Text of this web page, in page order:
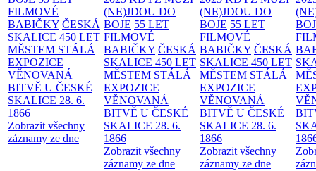
FILMOVÉ
BABIČKY ČESKÁ
SKALICE 450 LET
MĚSTEM STÁLÁ
EXPOZICE
VĚNOVANÁ
BITVĚ U ČESKÉ
SKALICE 28. 6.
1866
Zobrazit všechny
záznamy ze dne
(NE)JDOU DO
BOJE 55 LET
FILMOVÉ
BABIČKY ČESKÁ
SKALICE 450 LET
MĚSTEM STÁLÁ
EXPOZICE
VĚNOVANÁ
BITVĚ U ČESKÉ
SKALICE 28. 6.
1866
Zobrazit všechny
záznamy ze dne
(NE)JDOU DO
BOJE 55 LET
FILMOVÉ
BABIČKY ČESKÁ
SKALICE 450 LET
MĚSTEM STÁLÁ
EXPOZICE
VĚNOVANÁ
BITVĚ U ČESKÉ
SKALICE 28. 6.
1866
Zobrazit všechny
záznamy ze dne